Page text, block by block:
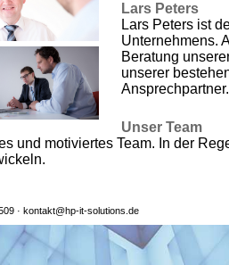
Lars Peters
Lars Peters ist
Unternehmens.
Beratung
unserer
Ansprechpartner.
Unser Team
und motiviertes Team. In der
· kontakt@hp-it-solutions.de